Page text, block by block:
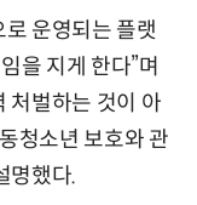
운영되는 플랫
을 지게 한다”며
처벌하는 것이 아
청소년 보호와 관
명했다.